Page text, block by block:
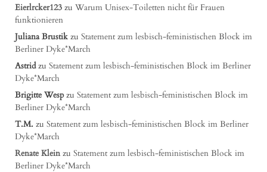
Eierlrcker123 zu Warum Unisex-Toiletten nicht für Frauen
funktionieren
Juliana Brustik zu Statement zum lesbisch-feministischen Block im
Berliner Dyke*March
Astridzu Statement zum lesbisch-feministischen Block im Berliner
Dyke*March
Brigitte Wespzu Statement zum lesbisch-feministischen Block im
Berliner Dyke*March
T.M. zu Statement zum lesbisch-feministischen Block im Berliner
Dyke*March
Renate Kleinzu Statement zum lesbisch-feministischen Block im
Berliner Dyke*March